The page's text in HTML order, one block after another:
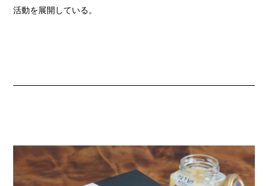
活動を展開している。